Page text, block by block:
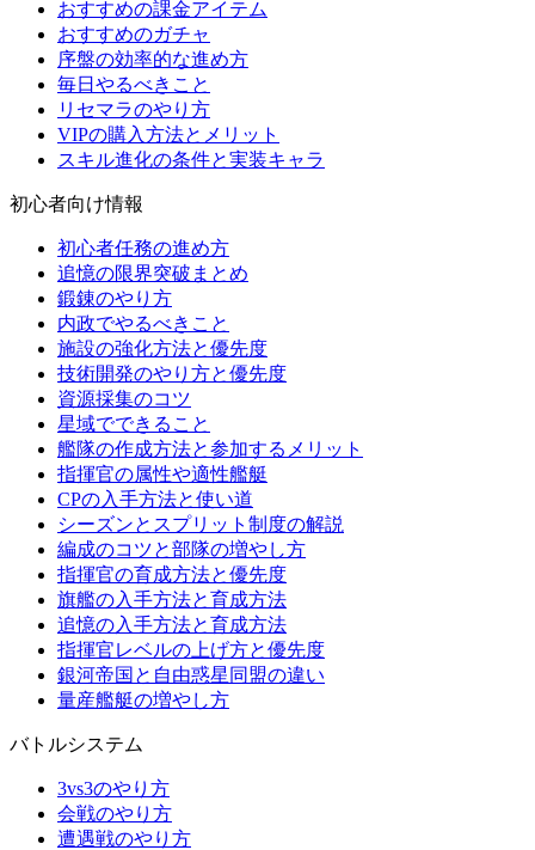
おすすめの課金アイテム
おすすめのガチャ
序盤の効率的な進め方
毎日やるべきこと
リセマラのやり方
VIPの購入方法とメリット
スキル進化の条件と実装キャラ
初心者向け情報
初心者任務の進め方
追憶の限界突破まとめ
鍛錬のやり方
内政でやるべきこと
施設の強化方法と優先度
技術開発のやり方と優先度
資源採集のコツ
星域でできること
艦隊の作成方法と参加するメリット
指揮官の属性や適性艦艇
CPの入手方法と使い道
シーズンとスプリット制度の解説
編成のコツと部隊の増やし方
指揮官の育成方法と優先度
旗艦の入手方法と育成方法
追憶の入手方法と育成方法
指揮官レベルの上げ方と優先度
銀河帝国と自由惑星同盟の違い
量産艦艇の増やし方
バトルシステム
3vs3のやり方
会戦のやり方
遭遇戦のやり方